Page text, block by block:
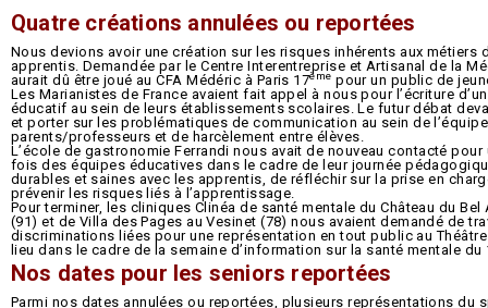
Quatre créations annulées ou reportées
Nous devions avoir une création sur les risques inhérents aux métiers
apprentis. Demandée par le Centre Interentreprise et Artisanal de la
aurait dû être joué au CFA Médéric à Paris 17ème pour un public de
Les Marianistes de France avaient fait appel à nous pour l’écriture
éducatif au sein de leurs établissements scolaires. Le futur débat
et porter sur les problématiques de communication au sein de
parents/professeurs et de harcèlement entre élèves.
L’école de gastronomie Ferrandi nous avait de nouveau contacté
fois des équipes éducatives dans le cadre de leur journée
durables et saines avec les apprentis, de réfléchir sur la prise en
prévenir les risques liés à l’apprentissage.
Pour terminer, les cliniques Clinéa de santé mentale du Château du Bel
(91) et de Villa des Pages au Vesinet (78) nous avaient demandé de
discriminations liées pour une représentation en tout public au Théâtre
lieu dans le cadre de la semaine d’information sur la santé mentale du
Nos dates pour les seniors reportées
Parmi nos dates annulées ou reportées, plusieurs représentations du